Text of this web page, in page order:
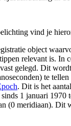
vind je
object
relevant is. In
gelegd. Dit
te
. Dit is het
1 januari 1970
(0 meridiaan). Dit